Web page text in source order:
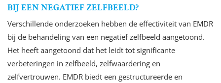
BIJ EEN NEGATIEF ZELFBEELD?
Verschillende onderzoeken hebben de effectiviteit van EMDR
bij de behandeling van een negatief zelfbeeld aangetoond.
Het heeft aangetoond dat het leidt tot significante
verbeteringen in zelfbeeld, zelfwaardering en
zelfvertrouwen. EMDR biedt een gestructureerde en